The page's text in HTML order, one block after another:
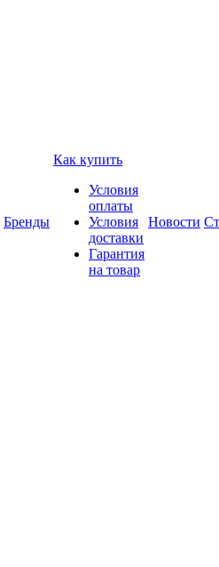
Бренды
Как купить
Условия
оплаты
Условия
доставки
Гарантия
на товар
Новости